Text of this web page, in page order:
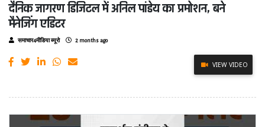
दैनिक जागरण डिजिटल में अनिल पांडेय का प्रमोशन, बने
मैनेजिंग एडिटर
समाचार4मीडिया ब्यूरो 2 months ago
VIEW VIDEO